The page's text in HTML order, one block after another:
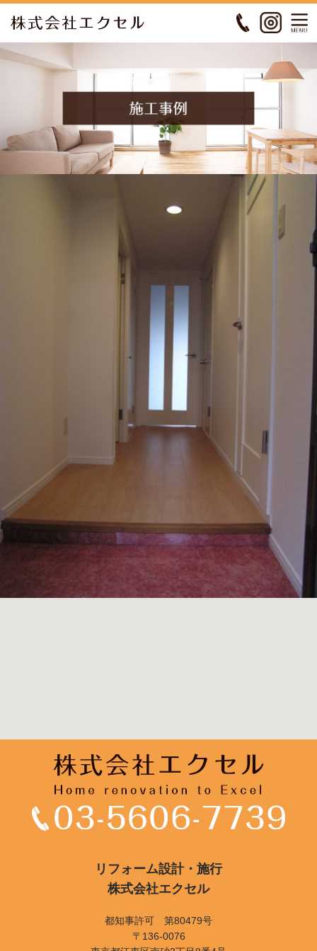
リフォーム設計・施行
株式会社エクセル
都知事許可 第80479号
〒136-0076